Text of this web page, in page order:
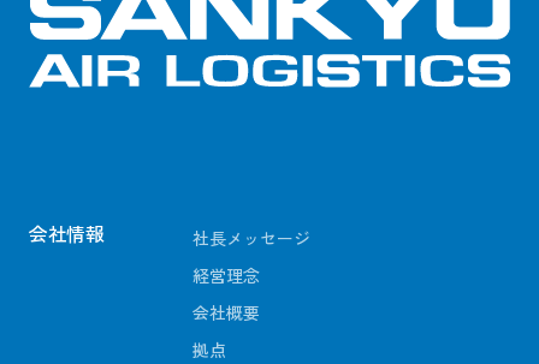
会社情報
社長メッセージ
経営理念
会社概要
拠点